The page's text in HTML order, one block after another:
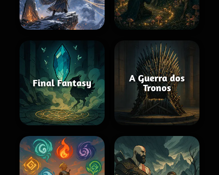
Final Fantasy
A Guerra dos
Tronos